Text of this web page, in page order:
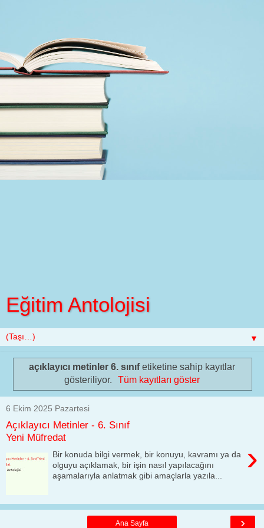
Eğitim Antolojisi
▼
açıklayıcı metinler 6. sınıfetiketine sahip kayıtlar
gösteriliyor.
Tüm kayıtları göster
6 Ekim 2025 Pazartesi
Açıklayıcı Metinler - 6. Sınıf
Yeni Müfredat
›
Bir konuda bilgi vermek, bir konuyu, kavramı ya da
olguyu açıklamak, bir işin nasıl yapılacağını
aşamalarıyla anlatmak gibi amaçlarla yazıla...
›
Ana Sayfa